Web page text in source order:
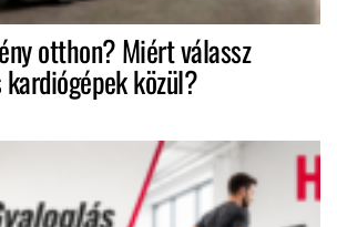
otthon? Miért válassz
közül?